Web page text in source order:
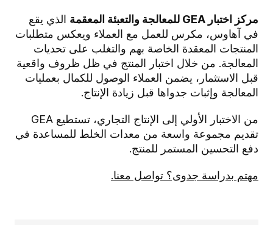
مركز اختبار GEA للمعالجة والتعبئة المعقمة
الذي يقع
في آهاوس، مكرس للعمل مع العملاء ويعكس متطلبات
المنتجات المعقدة الخاصة بهم والتغلب على تحديات
المعالجة. من خلال اختبار المنتج في ظل ظروف واقعية
قبل الاستثمار، يضمن العملاء الوصول للكمال بعمليات
المعالجة وإثبات جدواها قبل زيادة الإنتاج.
من الاختبار الأولي إلى الإنتاج التجاري، تستطيع GEA
تقديم مجموعة واسعة من معدات الخلط للمساعدة في
دفع التحسين المستمر للمنتج.
مهتم بدراسة جدوى؟ تواصل معنا.